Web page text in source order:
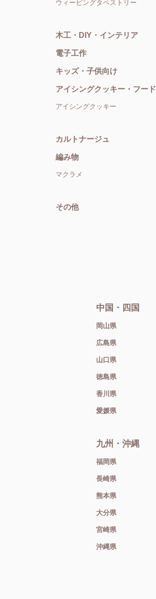
ウィービングタペストリー
木工・DIY・インテリア
電子工作
キッズ・子供向け
アイシングクッキー・フード
アイシングクッキー
カルトナージュ
編み物
マクラメ
その他
中国・四国
岡山県
広島県
山口県
徳島県
香川県
愛媛県
九州・沖縄
福岡県
長崎県
熊本県
大分県
宮崎県
沖縄県